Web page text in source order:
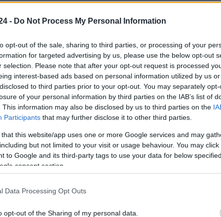
- Do Not Process My Personal Information
opt-out of the sale, sharing to third parties, or processing of your
for targeted advertising by us, please use the below opt-out
selection. Please note that after your opt-out request is processed
interest-based ads based on personal information utilized by us
to third parties prior to your opt-out. You may separately
of your personal information by third parties on the IAB’s list of
This information may also be disclosed by us to third parties on the
Participants that may further disclose it to other third parties.
that this website/app uses one or more Google services and may
but not limited to your visit or usage behaviour. You may
to Google and its third-party tags to use your data for below
consent section.
Data Processing Opt Outs
opt-out of the Sharing of my personal data.
de los inversionistas
político en las finanzas, dinámicas de
la expansión de empresas tecnológicas y fintech en
para ajustar portafolios y señales que conviene
mover precios con rapidez. Esta síntesis
de las fuentes.
05/2026 subraya cómo laselecciones moldean
de interés, la inflación esperada y la aversión al
económicas claras, losinversionistasajustan
aumentar la volatilidad. Entender este vínculo ayuda
la clave está en monitorizar anuncios